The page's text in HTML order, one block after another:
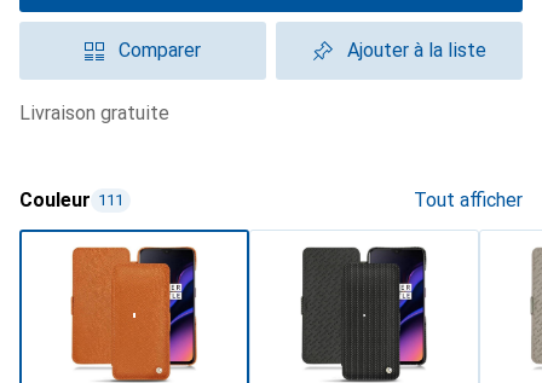
Comparer Ajouter à la liste
livraison gratuite
Couleur 111 Tout afficher